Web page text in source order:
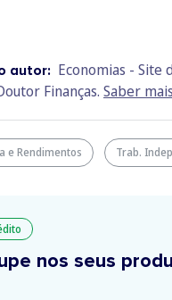
autor: Economias - Site
Finanças. Saber
e Rendimentos Trab.
nos seus